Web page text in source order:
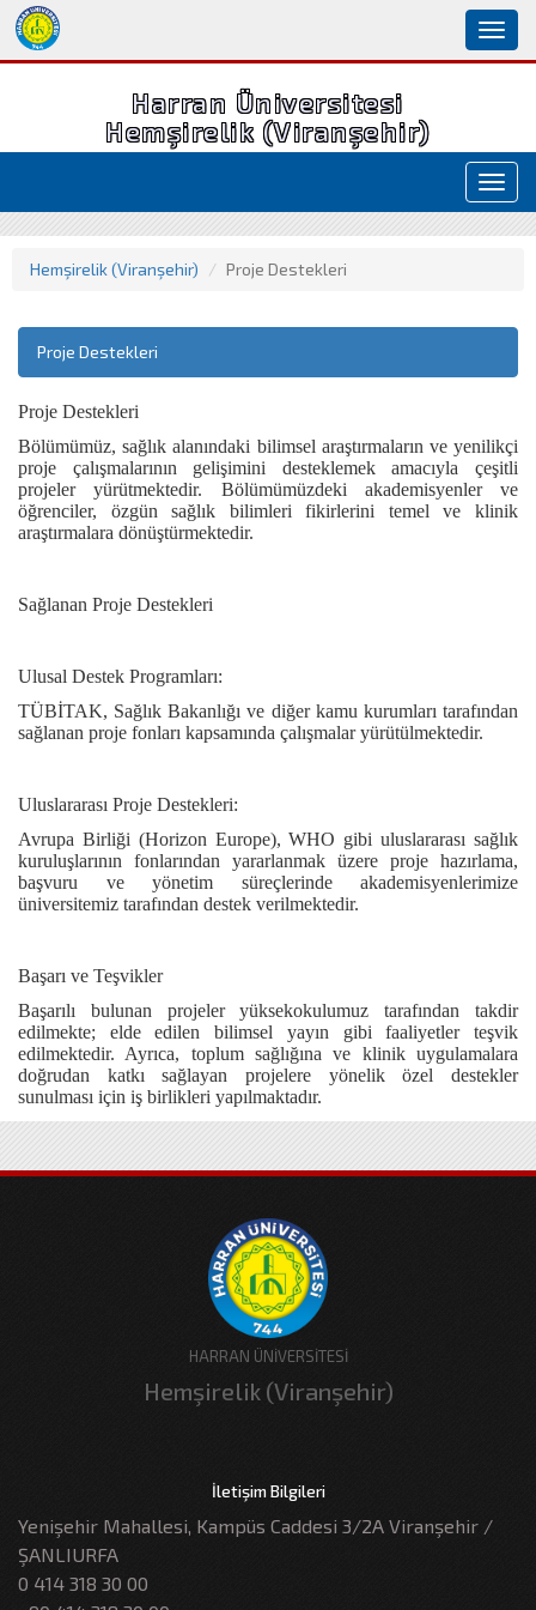
Harran Üniversitesi
Hemşirelik (Viranşehir)
Hemşirelik (Viranşehir) Proje Destekleri
Proje Destekleri
Proje Destekleri
Bölümümüz, sağlık alanındaki bilimsel araştırmaların ve yenilikçi
proje çalışmalarının gelişimini desteklemek amacıyla çeşitli
projeler yürütmektedir. Bölümümüzdeki akademisyenler ve
öğrenciler, özgün sağlık bilimleri fikirlerini temel ve klinik
araştırmalara dönüştürmektedir.
Sağlanan Proje Destekleri
Ulusal Destek Programları:
TÜBİTAK, Sağlık Bakanlığı ve diğer kamu kurumları tarafından
sağlanan proje fonları kapsamında çalışmalar yürütülmektedir.
Uluslararası Proje Destekleri:
Avrupa Birliği (Horizon Europe), WHO gibi uluslararası sağlık
kuruluşlarının fonlarından yararlanmak üzere proje hazırlama,
başvuru ve yönetim süreçlerinde akademisyenlerimize
üniversitemiz tarafından destek verilmektedir.
Başarı ve Teşvikler
Başarılı bulunan projeler yüksekokulumuz tarafından takdir
edilmekte; elde edilen bilimsel yayın gibi faaliyetler teşvik
edilmektedir. Ayrıca, toplum sağlığına ve klinik uygulamalara
doğrudan katkı sağlayan projelere yönelik özel destekler
sunulması için iş birlikleri yapılmaktadır.
HARRAN ÜNİVERSİTESİ
Hemşirelik (Viranşehir)
İletişim Bilgileri
Yenişehir Mahallesi, Kampüs Caddesi 3/2A Viranşehir /
ŞANLIURFA
0 414 318 30 00